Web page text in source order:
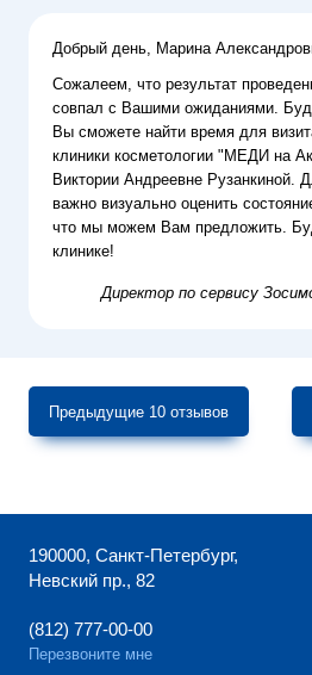
Добрый день, Марина
Сожалеем, что результат
совпал с Вашими ожиданиями.
Вы сможете найти время для
клиники косметологии "МЕДИ на
Виктории Андреевне Рузанкиной.
важно визуально оценить
что мы можем Вам предложить.
клинике!
Директор по сервису
Предыдущие 10 отзывов
190000, Санкт-Петербург,
Невский пр., 82
(812) 777-00-00
Перезвоните мне